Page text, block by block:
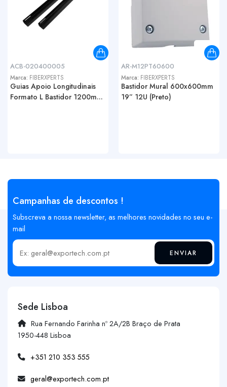
ACB-020400005
Marca: FIBERXPERTS
Guias Apoio Longitudinais
Formato L Bastidor 1200m...
AR-M12PT60600
Marca: FIBERXPERTS
Bastidor Mural 600x600mm
19” 12U (Preto)
Campanhas de descontos !
Subscreva a nossa newsletter, as melhores novidades no seu e-
mail
Insira o seu email ENVIAR
Sede Lisboa
Rua Fernando Farinha nº 2A/2B Braço de Prata
1950-448 Lisboa
+351 210 353 555
geral@exportech.com.pt